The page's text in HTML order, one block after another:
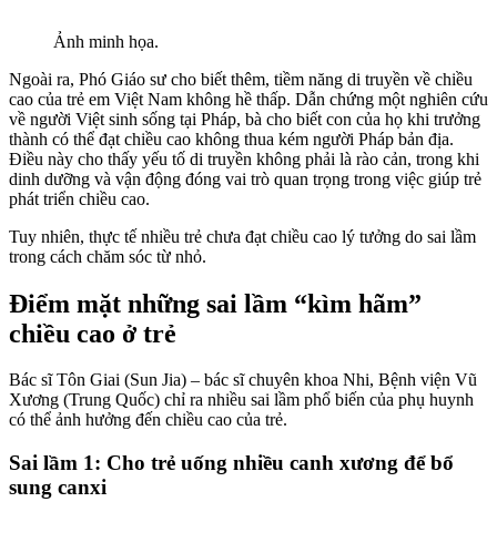
Ảnh minh họa.
Ngoài ra, Phó Giáo sư cho biết thêm, tiềm năng di truyền về chiều
cao của trẻ em Việt Nam không hề thấp. Dẫn chứng một nghiên cứu
về người Việt sinh sống tại Pháp, bà cho biết con của họ khi trưởng
thành có thể đạt chiều cao không thua kém người Pháp bản địa.
Điều này cho thấy yếu tố di truyền không phải là rào cản, trong khi
dinh dưỡng và vận động đóng vai trò quan trọng trong việc giúp trẻ
phát triển chiều cao.
Tuy nhiên, thực tế nhiều trẻ chưa đạt chiều cao lý tưởng do sai lầm
trong cách chăm sóc từ nhỏ.
Điểm mặt những sai lầm “kìm hãm”
chiều cao ở trẻ
Bác sĩ Tôn Giai (Sun Jia) – bác sĩ chuyên khoa Nhi, Bệnh viện Vũ
Xương (Trung Quốc) chỉ ra nhiều sai lầm phổ biến của phụ huynh
có thể ảnh hưởng đến chiều cao của trẻ.
Sai lầm 1: Cho trẻ uống nhiều canh xương để bổ
sung canxi